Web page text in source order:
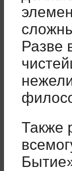
Разве
Также